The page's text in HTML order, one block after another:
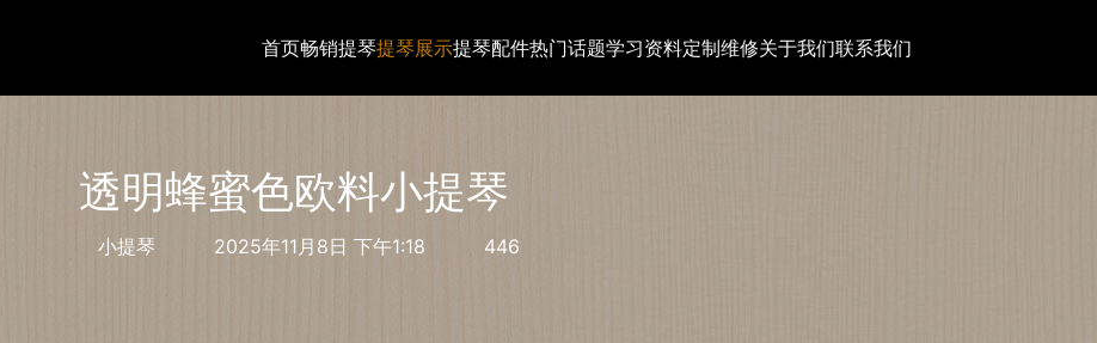
首页畅销提琴提琴展示提琴配件热门话题学习资料定制维修关于我们联系我们
透明蜂蜜色欧料小提琴
小提琴 2025年11月8日 下午1:18 446